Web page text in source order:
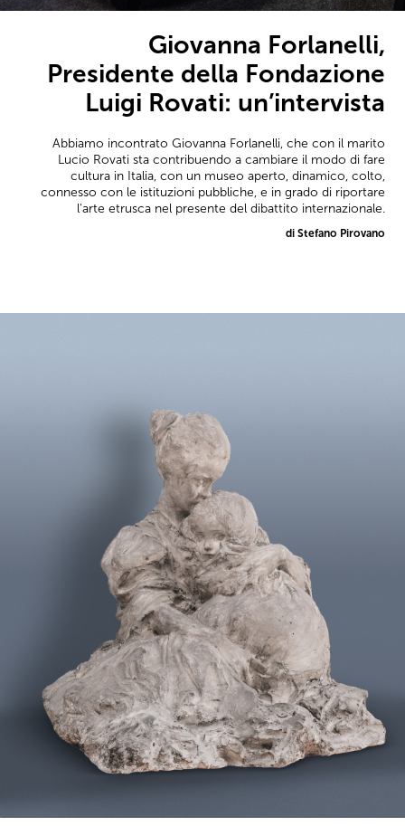
Giovanna Forlanelli,
Presidente della Fondazione
Luigi Rovati: un’intervista
Abbiamo incontrato Giovanna Forlanelli, che con il marito
Lucio Rovati sta contribuendo a cambiare il modo di fare
cultura in Italia, con un museo aperto, dinamico, colto,
connesso con le istituzioni pubbliche, e in grado di riportare
l'arte etrusca nel presente del dibattito internazionale.
di Stefano Pirovano